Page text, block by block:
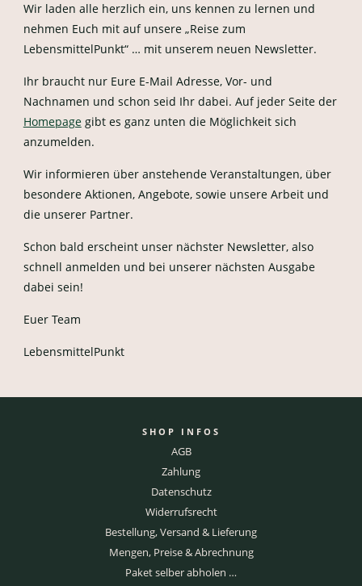
Wir laden alle herzlich ein, uns kennen zu lernen und
nehmen Euch mit auf unsere „Reise zum
LebensmittelPunkt“ … mit unserem neuen Newsletter.
Ihr braucht nur Eure E-Mail Adresse, Vor- und
Nachnamen und schon seid Ihr dabei. Auf jeder Seite der
Homepagegibt es ganz unten die Möglichkeit sich
anzumelden.
Wir informieren über anstehende Veranstaltungen, über
besondere Aktionen, Angebote, sowie unsere Arbeit und
die unserer Partner.
Schon bald erscheint unser nächster Newsletter, also
schnell anmelden und bei unserer nächsten Ausgabe
dabei sein!
Euer Team
LebensmittelPunkt
SHOP INFOS
AGB
Zahlung
Datenschutz
Widerrufsrecht
Bestellung, Versand & Lieferung
Mengen, Preise & Abrechnung
Paket selber abholen …